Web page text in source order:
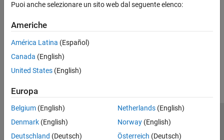
Puoi anche selezionare un sito web dal seguente elenco:
Americhe
América Latina (Español)
Canada (English)
United States (English)
Europa
Belgium (English)
Denmark (English)
Deutschland (Deutsch)
Netherlands(English)
Norway(English)
Österreich (Deutsch)
Centro di fiducia
Informativa sulla privacy
Antipirateria
Stato dell'applicazione
Contatti